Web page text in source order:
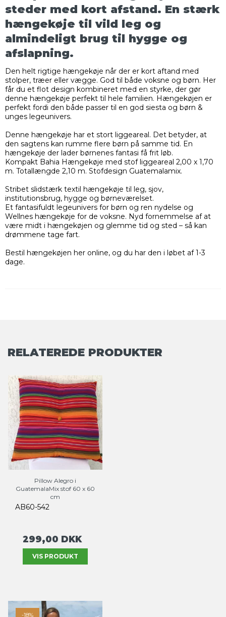
steder med kort afstand. En stærk
hængekøje til vild leg og
almindeligt brug til hygge og
afslapning.
Den helt rigtige hængekøje når der er kort aftand med
stolper, træer eller vægge. God til både voksne og børn. Her
får du et flot design kombineret med en styrke, der gør
denne hængekøje perfekt til hele familien. Hængekøjen er
perfekt fordi den både passer til en god siesta og børn &
unges legeunivers.
Denne hængekøje har et stort liggeareal. Det betyder, at
den sagtens kan rumme flere børn på samme tid. En
hængekøje der lader børnenes fantasi få frit løb.
Kompakt Bahia Hængekøje med stof liggeareal 2,00 x 1,70
m. Totallængde 2,10 m. Stofdesign Guatemalamix.
Stribet slidstærk textil hængekøje til leg, sjov,
institutionsbrug, hygge og børneværelset.
Et fantasifuldt legeunivers for børn og ren nydelse og
Wellnes hængekøje for de voksne. Nyd fornemmelse af at
være midt i hængekøjen og glemme tid og sted – så kan
drømmene tage fart.
Bestil hængekøjen her online, og du har den i løbet af 1-3
dage.
RELATEREDE PRODUKTER
Pillow Alegro i
GuatemalaMix stof 60 x 60
cm
AB60-542
299,00 DKK
VIS PRODUKT
-18%